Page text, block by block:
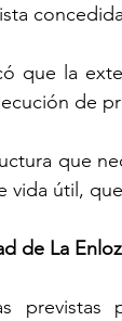
que la
de
que
útil,
de La